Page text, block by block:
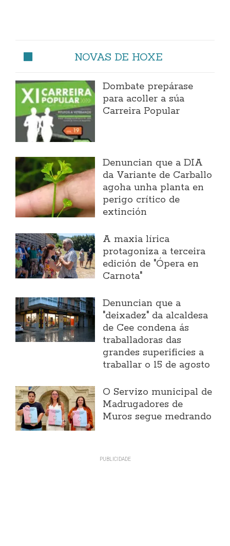
NOVAS DE HOXE
Dombate prepárase
para acoller a súa
Carreira Popular
Denuncian que a DIA
da Variante de Carballo
agoha unha planta en
perigo crítico de
extinción
A maxia lírica
protagoniza a terceira
edición de "Ópera en
Carnota"
Denuncian que a
"deixadez" da alcaldesa
de Cee condena ás
traballadoras das
grandes superificies a
traballar o 15 de agosto
O Servizo municipal de
Madrugadores de
Muros segue medrando